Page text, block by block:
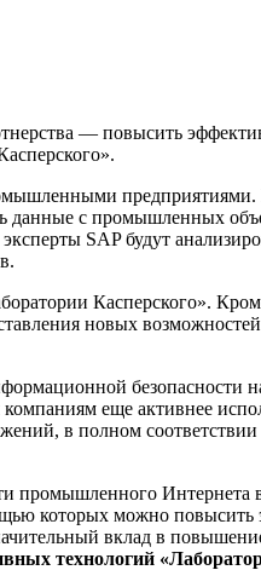
— повысить
данные с промышленных
эксперты SAP будут
Касперского».
новых
безопасности
еще активнее
в полном соответствии
промышленного Интернета
которых можно повысить
вклад в
технологий